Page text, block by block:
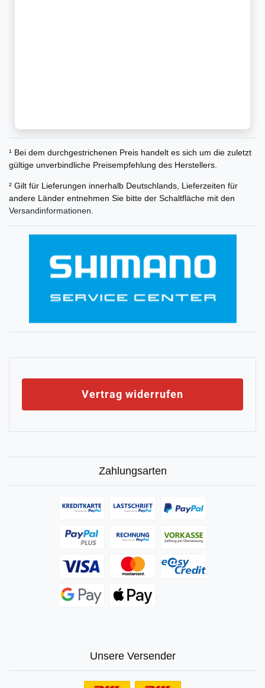
¹ Bei dem durchgestrichenen Preis handelt es sich um die zuletzt
gültige unverbindliche Preisempfehlung des Herstellers.
² Gilt für Lieferungen innerhalb Deutschlands, Lieferzeiten für
andere Länder entnehmen Sie bitte der Schaltfläche mit den
Versandinformationen
Vertrag widerrufen
Zahlungsarten
Unsere Versender